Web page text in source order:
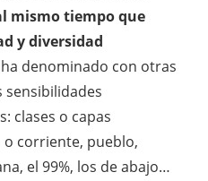
mismo tiempo que
y diversidad
denominado con otras
clases o capas
corriente, pueblo,
el 99%, los de abajo…